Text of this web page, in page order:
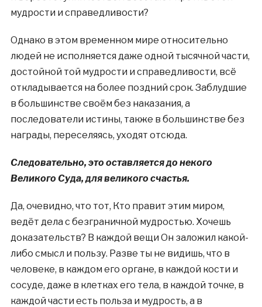
мудрости и справедливости?
Однако в этом временном мире относительно
людей не исполняется даже одной тысячной части,
достойной той мудрости и справедливости, всё
откладывается на более поздний срок. Заблудшие
в большинстве своём без наказания, а
последователи истины, также в большинстве без
награды, переселяясь, уходят отсюда.
Следовательно, это оставляется до некого
Великого Суда, для великого счастья.
Да, очевидно, что тот, Кто правит этим миром,
ведёт дела с безграничной мудростью. Хочешь
доказательств? В каждой вещи Он заложил какой-
либо смысл и пользу. Разве ты не видишь, что в
человеке, в каждом его органе, в каждой кости и
сосуде, даже в клетках его тела, в каждой точке, в
каждой части есть польза и мудрость, а в